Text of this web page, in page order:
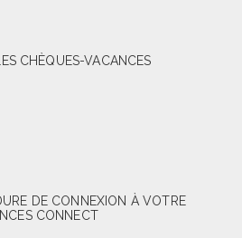
CHÈQUES-VACANCES
DE CONNEXION À VOTRE
CONNECT